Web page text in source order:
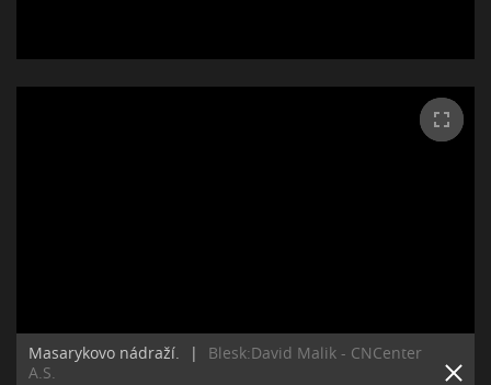
Masarykovo nádraží. |
Blesk:David Malik - CNCenter
A.S.